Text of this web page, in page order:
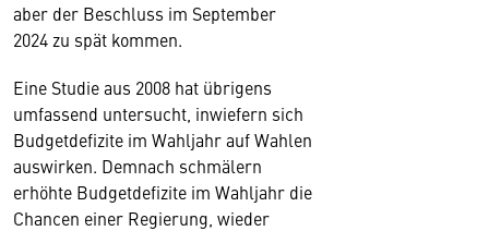
aber der Beschluss im September
2024 zu spät kommen.
Eine Studie aus 2008 hat übrigens
umfassend untersucht, inwiefern sich
Budgetdefizite im Wahljahr auf Wahlen
auswirken. Demnach schmälern
erhöhte Budgetdefizite im Wahljahr die
Chancen einer Regierung, wieder